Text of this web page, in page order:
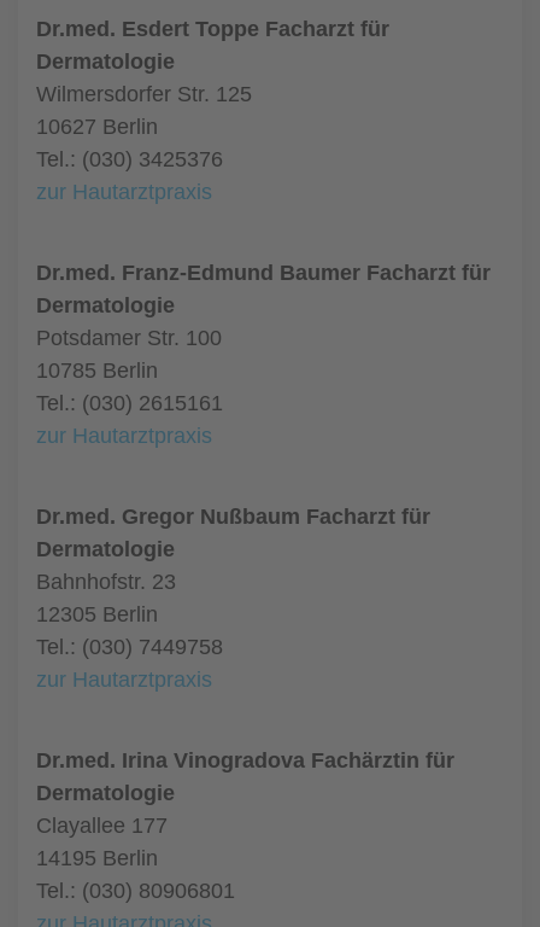
Dr.med. Esdert Toppe Facharzt für
Dermatologie
Wilmersdorfer Str. 125
10627 Berlin
Tel.: (030) 3425376
zur Hautarztpraxis
Dr.med. Franz-Edmund Baumer Facharzt für
Dermatologie
Potsdamer Str. 100
10785 Berlin
Tel.: (030) 2615161
zur Hautarztpraxis
Dr.med. Gregor Nußbaum Facharzt für
Dermatologie
Bahnhofstr. 23
12305 Berlin
Tel.: (030) 7449758
zur Hautarztpraxis
Dr.med. Irina Vinogradova Fachärztin für
Dermatologie
Clayallee 177
14195 Berlin
Tel.: (030) 80906801